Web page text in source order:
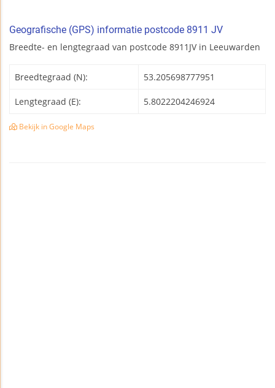
Geografische (GPS) informatie postcode 8911 JV
Breedte- en lengtegraad van postcode 8911JV in Leeuwarden
Breedtegraad (N): 53.205698777951
Lengtegraad (E): 5.8022204246924
Bekijk in Google Maps